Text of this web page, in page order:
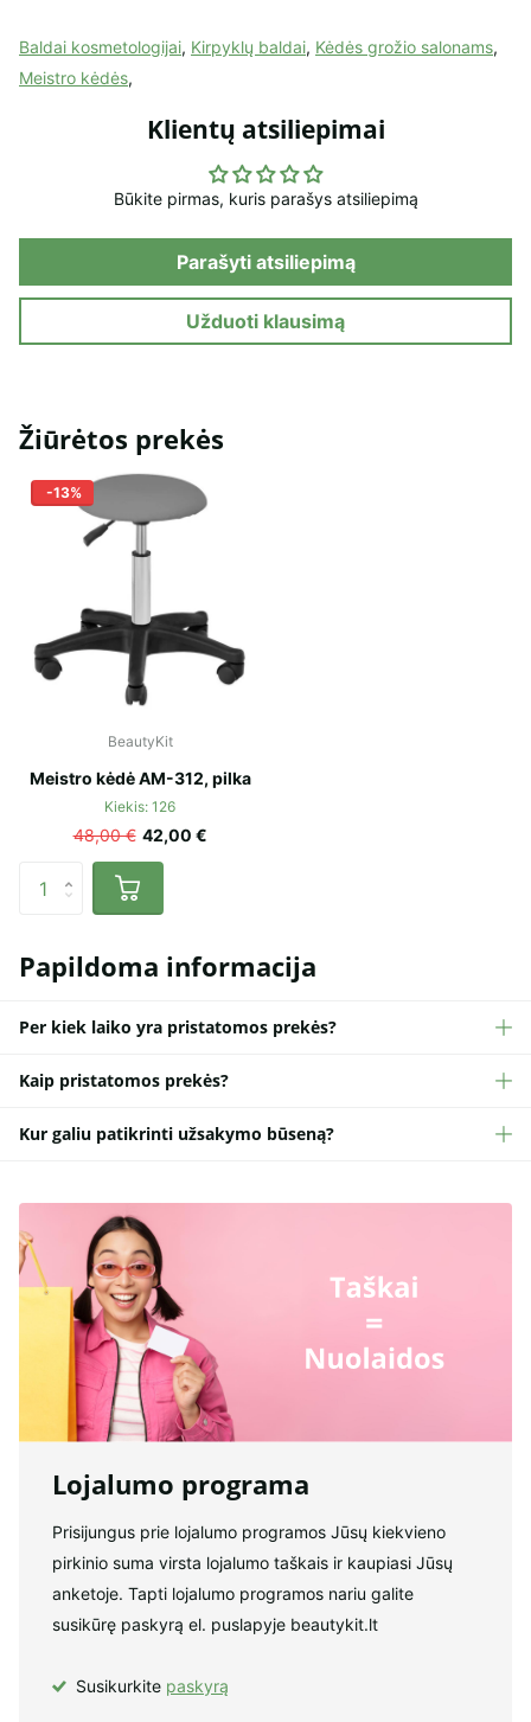
Baldai kosmetologijai, Kirpyklų baldai, Kėdės grožio salonams,
Meistro kėdės,
Klientų atsiliepimai
Būkite pirmas, kuris parašys atsiliepimą
Parašyti atsiliepimą
Užduoti klausimą
Žiūrėtos prekės
-13%
BeautyKit
Meistro kėdė AM-312, pilka
Kiekis: 126
48,00 € 42,00 €
Papildoma informacija
Per kiek laiko yra pristatomos prekės?
Kaip pristatomos prekės?
Kur galiu patikrinti užsakymo būseną?
Lojalumo programa
Prisijungus prie lojalumo programos Jūsų kiekvieno
pirkinio suma virsta lojalumo taškais ir kaupiasi Jūsų
anketoje. Tapti lojalumo programos nariu galite
susikūrę paskyrą el. puslapyje beautykit.lt
Susikurkite paskyrą